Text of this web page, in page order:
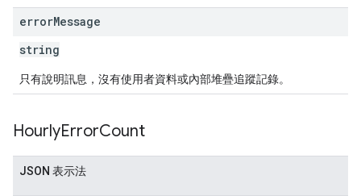
errorMessage
string
只有說明訊息，沒有使用者資料或內部堆疊追蹤記錄。
HourlyErrorCount
JSON 表示法